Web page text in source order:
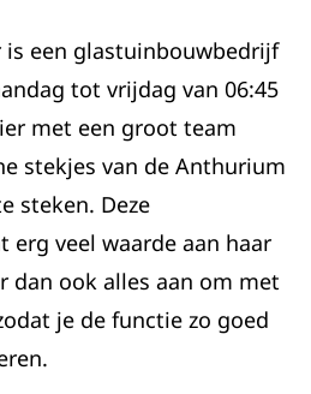
is een glastuinbouwbedrijf
tot vrijdag van 06:45
met een groot team
stekjes van de Anthurium
steken. Deze
erg veel waarde aan haar
dan ook alles aan om met
je de functie zo goed